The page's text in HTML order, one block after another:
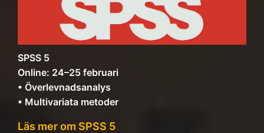
SPSS 5
Online: 24–25 februari
• Överlevnadsanalys
• Multivariata metoder
Läs mer om SPSS 5